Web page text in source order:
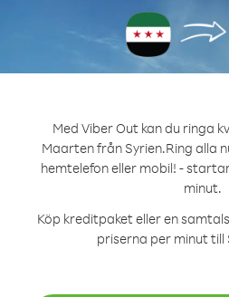
Med Viber Out kan du ringa
Maarten från Syrien.Ring alla
hemtelefon eller mobil! -
minut.
Köp kreditpaket eller en
priserna per minut till